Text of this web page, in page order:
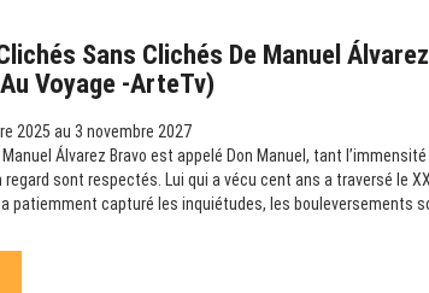
Sans Clichés De Manuel Álvarez
Voyage -ArteTv)
2025 au 3 novembre 2027
Álvarez Bravo est appelé Don Manuel, tant
sont respectés. Lui qui a vécu cent ans a traversé le
patiemment capturé les inquiétudes, les bouleversements